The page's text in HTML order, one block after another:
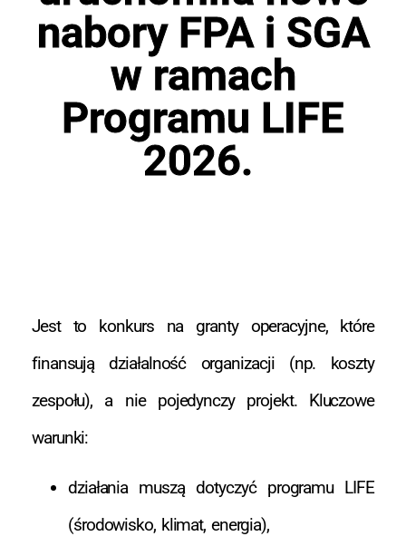
nabory FPA i SGA
w ramach
Programu LIFE
2026.
Jest to konkurs na granty operacyjne, które
finansują działalność organizacji (np. koszty
zespołu), a nie pojedynczy projekt. Kluczowe
warunki:
działania muszą dotyczyć programu LIFE
(środowisko, klimat, energia),